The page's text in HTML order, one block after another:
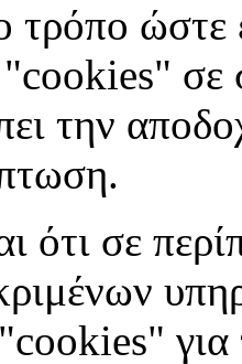
τρόπο ώστε
σε
την
ότι σε
για